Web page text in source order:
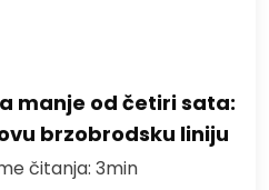
manje od četiri sata:
brzobrodsku liniju
čitanja: 3min